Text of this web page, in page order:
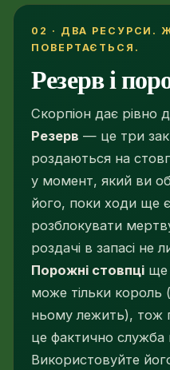
02 · ДВА РЕСУРСИ.
ПОВЕРТАЄТЬСЯ.
Резерв і
Скорпіон дає рівно
Резерв — це три
роздаються на
у момент, який ви
його, поки ходи ще
розблокувати
роздачі в запасі не
Порожні стовпці ще
може тільки король
ньому лежить), тож
це фактично служба
Використовуйте